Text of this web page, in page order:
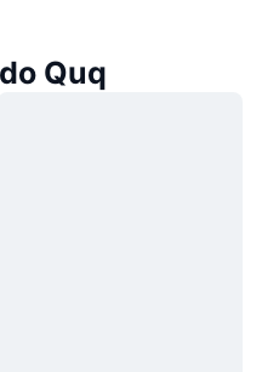
Quq